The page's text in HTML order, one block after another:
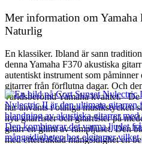
Mer information om
Naturlig
En klassiker. Ibland är sann
denna Yamaha F370 akustiska
autentiskt instrument som
gitarrer från förflutna dagar. Och
världsberömd Yamaha kvalitet. De
har använts i otaliga musikstycken
nya gitarrister och gitarrister på
gitarr en glimt av rampljuset. Den
med eftertraktad mångsidighet en